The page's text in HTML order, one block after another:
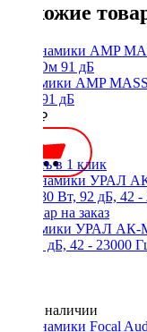
Похожие
Динамики AMP
4 Ом 91 дБ
3800 ₽
Купить в 1 клик
Динамики УРАЛ АК-М
Вт, 92 дБ, 42 - 23000
Нет в наличии